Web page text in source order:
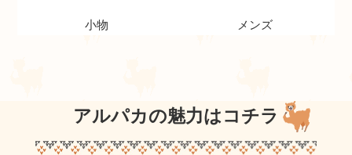
小物 メンズ
アルパカの魅力はコチラ